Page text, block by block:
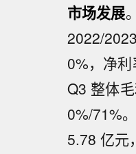
市场发展
2022/
0%，净
Q3 整体
0%/71%
5.78 亿元